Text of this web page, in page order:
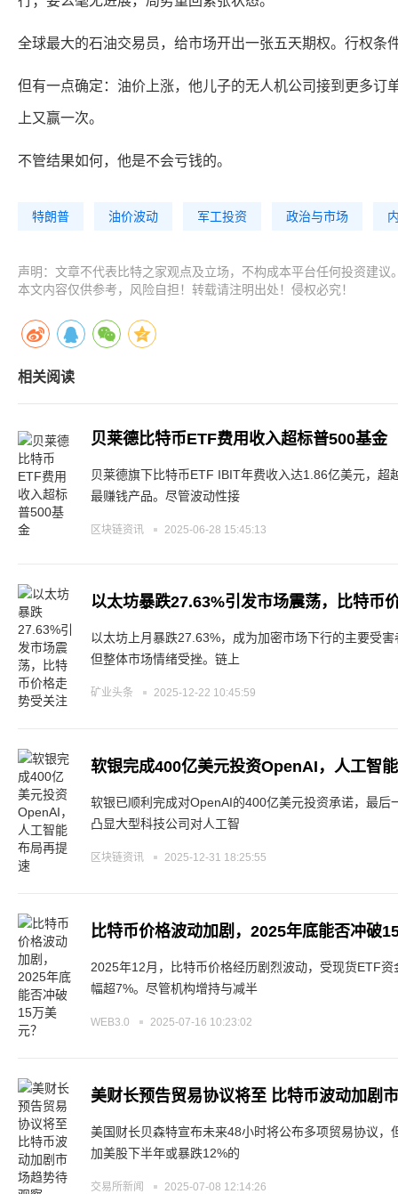
全球最大的石油交易员，给市场开出一张五天期权。行权条
但有一点确定：油价上涨，他儿子的无人机公司接到更多订
上又赢一次。
不管结果如何，他是不会亏钱的。
特朗普 油价波动 军工投资 政治与市场
声明：文章不代表比特之家观点及立场，不构成本平台任何投资建
本文内容仅供参考，风险自担！转载请注明出处！侵权必究！
相关阅读
贝莱德比特币ETF费用收入超标普500基金
贝莱德旗下比特币ETF IBIT年费收入达1.86亿美元，超
最赚钱产品。尽管波动性接
区块链资讯 2025-06-28 15:45:13
以太坊暴跌27.63%引发市场震荡，比特币
以太坊上月暴跌27.63%，成为加密市场下行的主要受
但整体市场情绪受挫。链上
矿业头条 2025-12-22 10:45:59
软银完成400亿美元投资OpenAI，人工智
软银已顺利完成对OpenAI的400亿美元投资承诺，最后
凸显大型科技公司对人工智
区块链资讯 2025-12-31 18:25:55
比特币价格波动加剧，2025年底能否冲破
2025年12月，比特币价格经历剧烈波动，受现货ETF
幅超7%。尽管机构增持与减半
WEB3.0 2025-07-16 10:23:02
美财长预告贸易协议将至 比特币波动加剧
美国财长贝森特宣布未来48小时将公布多项贸易协议，
加美股下半年或暴跌12%的
交易所新闻 2025-07-08 12:14:26